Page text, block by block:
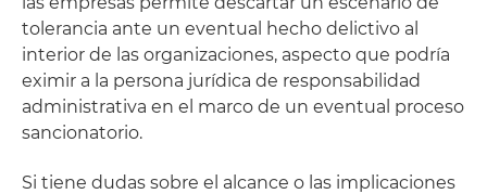
tolerancia ante un eventual hecho delictivo al
interior de las organizaciones, aspecto que podría
eximir a la persona jurídica de responsabilidad
administrativa en el marco de un eventual proceso
sancionatorio.
Si tiene dudas sobre el alcance o las implicaciones